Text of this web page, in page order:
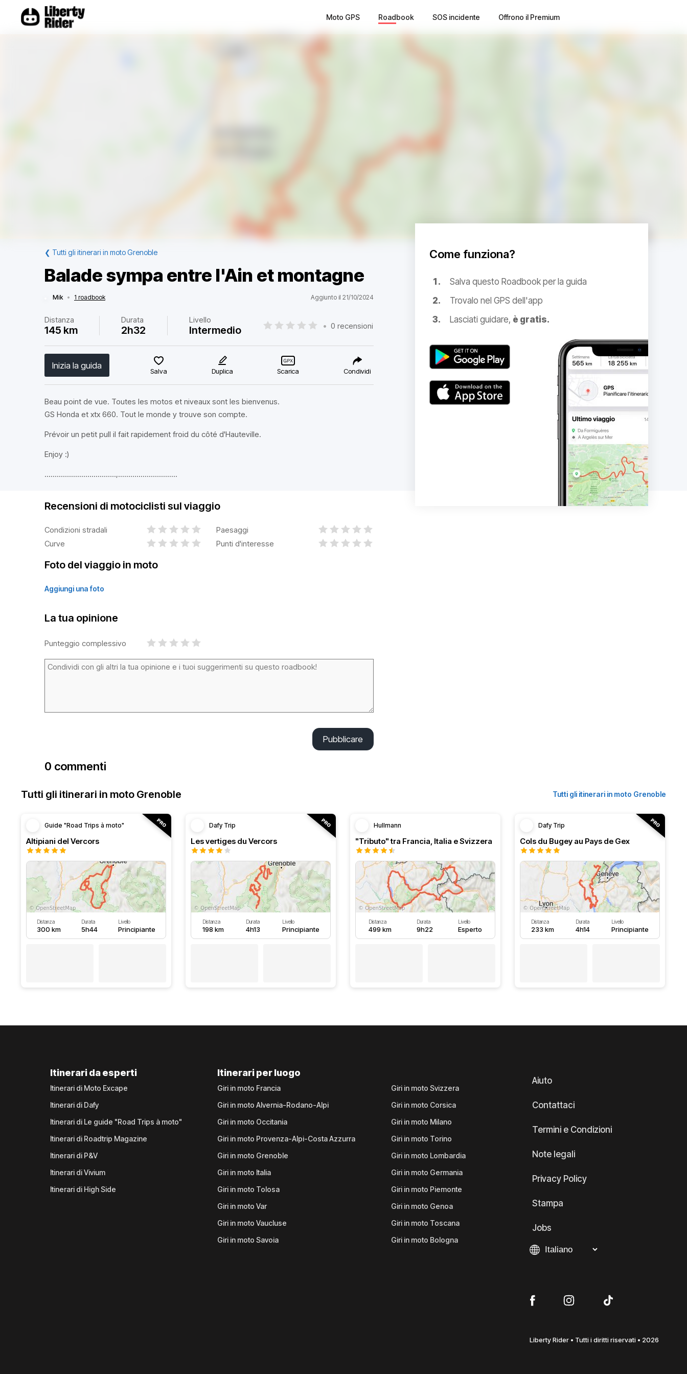
Moto GPS Roadbook SOS incidente Offrono il Premium
❮ Tutti gli itinerari in moto Grenoble
Balade sympa entre l'Ain et montagne
Mik • 1 roadbook Aggiunto il 21/10/2024
Distanza
145 km
Durata
2h32
Livello
Intermedio • 0 recensioni
Inizia la guida
Salva Duplica Scarica Condividi
Beau point de vue. Toutes les motos et niveaux sont les bienvenus.
GS Honda et xtx 660. Tout le monde y trouve son compte.
Prévoir un petit pull il fait rapidement froid du côté d'Hauteville.
Enjoy :)
...................................,.............................
Come funziona?
Salva questo Roadbook per la guida
Trovalo nel GPS dell'app
Lasciati guidare, è gratis.
Recensioni di motociclisti sul viaggio
Condizioni stradali
Paesaggi
Curve
Punti d'interesse
Foto del viaggio in moto
Aggiungi una foto
La tua opinione
Punteggio complessivo
Pubblicare
0 commenti
Tutti gli itinerari in moto Grenoble Tutti gli itinerari in moto Grenoble
Guide "Road Trips à moto"
Altipiani del Vercors
Distanza
300 km
Durata
5h44
Livello
Principiante
Dafy Trip
Les vertiges du Vercors
Distanza
198 km
Durata
4h13
Livello
Principiante
Hullmann
"Tributo" tra Francia, Italia e Svizzera
Distanza
499 km
Durata
9h22
Livello
Esperto
Dafy Trip
Cols du Bugey au Pays de Gex
Distanza
233 km
Durata
4h14
Livello
Principiante
Itinerari da esperti
Itinerari di Moto Excape
Itinerari di Dafy
Itinerari di Le guide "Road Trips à moto"
Itinerari di Roadtrip Magazine
Itinerari di P&V
Itinerari di Vivium
Itinerari di High Side
Itinerari per luogo
Giri in moto Francia
Giri in moto Alvernia-Rodano-Alpi
Giri in moto Occitania
Giri in moto Provenza-Alpi-Costa Azzurra
Giri in moto Grenoble
Giri in moto Italia
Giri in moto Tolosa
Giri in moto Var
Giri in moto Vaucluse
Giri in moto Savoia
Giri in moto Svizzera
Giri in moto Corsica
Giri in moto Milano
Giri in moto Torino
Giri in moto Lombardia
Giri in moto Germania
Giri in moto Piemonte
Giri in moto Genoa
Giri in moto Toscana
Giri in moto Bologna
Aiuto
Contattaci
Termini e Condizioni
Note legali
Privacy Policy
Stampa
Jobs
Liberty Rider • Tutti i diritti riservati • 2026